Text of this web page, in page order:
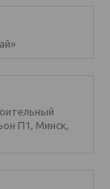
П1, Минск,